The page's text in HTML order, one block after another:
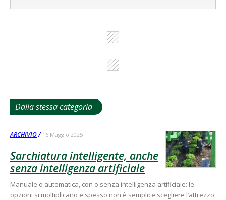
Dalla stessa categoria
ARCHIVIO 16 Maggio 2025
Sarchiatura intelligente, anche
senza intelligenza artificiale
Manuale o automatica, con o senza intelligenza artificiale: le
opzioni si moltiplicano e spesso non è semplice scegliere l’attrezzo